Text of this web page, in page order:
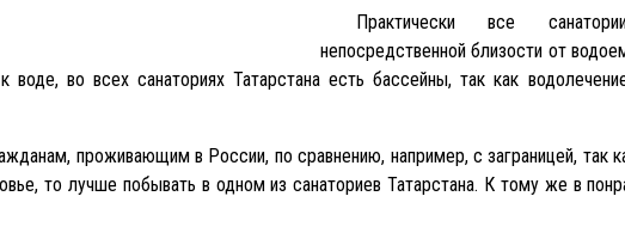
Практически все
непосредственной близости от
во всех санаториях Татарстана есть бассейны, так как
проживающим в России, по сравнению, например, с заграницей, так
то лучше побывать в одном из санаториев Татарстана. К тому же в